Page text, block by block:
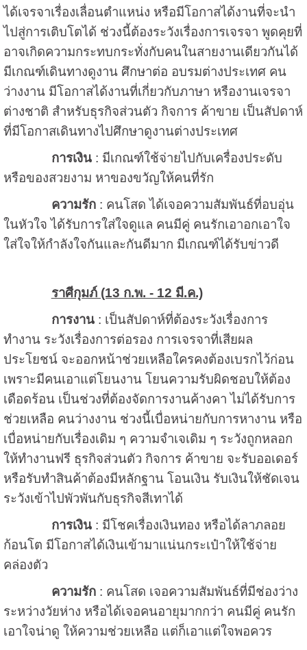
ได้เจรจาเรื่องเลื่อนตำแหน่ง หรือมีโอกาสได้งานที่จะนำ
ไปสู่การเติบโตได้ ช่วงนี้ต้องระวังเรื่องการเจรจา พูดคุยที่
อาจเกิดความกระทบกระทั่งกับคนในสายงานเดียวกันได้
มีเกณฑ์เดินทางดูงาน ศึกษาต่อ อบรมต่างประเทศ คน
ว่างงาน มีโอกาสได้งานที่เกี่ยวกับภาษา หรืองานเจรจา
ต่างชาติ สำหรับธุรกิจส่วนตัว กิจการ ค้าขาย เป็นสัปดาห์
ที่มีโอกาสเดินทางไปศึกษาดูงานต่างประเทศ
การเงิน: มีเกณฑ์ใช้จ่ายไปกับเครื่องประดับ
หรือของสวยงาม หาของขวัญให้คนที่รัก
ความรัก: คนโสด ได้เจอความสัมพันธ์ที่อบอุ่น
ในหัวใจ ได้รับการใส่ใจดูแล คนมีคู่ คนรักเอาอกเอาใจ
ใส่ใจให้กำลังใจกันและกันดีมาก มีเกณฑ์ได้รับข่าวดี
ราศีกุมภ์ (13 ก.พ. - 12 มี.ค.)
การงาน: เป็นสัปดาห์ที่ต้องระวังเรื่องการ
ทำงาน ระวังเรื่องการต่อรอง การเจรจาที่เสียผล
ประโยชน์ จะออกหน้าช่วยเหลือใครคงต้องเบรกไว้ก่อน
เพราะมีคนเอาแต่โยนงาน โยนความรับผิดชอบให้ต้อง
เดือดร้อน เป็นช่วงที่ต้องจัดการงานค้างคา ไม่ได้รับการ
ช่วยเหลือ คนว่างงาน ช่วงนี้เบื่อหน่ายกับการหางาน หรือ
เบื่อหน่ายกับเรื่องเดิม ๆ ความจำเจเดิม ๆ ระวังถูกหลอก
ให้ทำงานฟรี ธุรกิจส่วนตัว กิจการ ค้าขาย จะรับออเดอร์
หรือรับทำสินค้าต้องมีหลักฐาน โอนเงิน รับเงินให้ชัดเจน
ระวังเข้าไปพัวพันกับธุรกิจสีเทาได้
การเงิน: มีโชคเรื่องเงินทอง หรือได้ลาภลอย
ก้อนโต มีโอกาสได้เงินเข้ามาแน่นกระเป๋าให้ใช้จ่าย
คล่องตัว
ความรัก: คนโสด เจอความสัมพันธ์ที่มีช่องว่าง
ระหว่างวัยห่าง หรือได้เจอคนอายุมากกว่า คนมีคู่ คนรัก
เอาใจน่าดู ให้ความช่วยเหลือ แต่ก็เอาแต่ใจพอควร